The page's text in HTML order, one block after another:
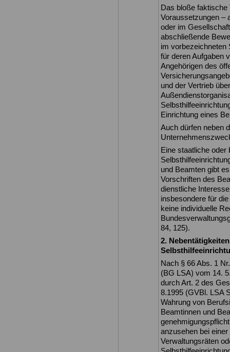
Das bloße faktische
Voraussetzungen –
oder im
abschließende
im vorbezeichneten
für deren Aufgaben
Angehörigen des
und der Vertrieb
Einrichtung eines
Auch dürfen neben
Eine staatliche oder
und Beamten gibt
Vorschriften des
dienstliche
insbesondere für
keine individuelle
84, 125).
2.
Nach § 66 Abs. 1
(BG LSA) vom 14.
durch Art. 2 des
8.1995 (GVBl. LSA
Wahrung von
Beamtinnen und
anzusehen bei
Verwaltungsräten